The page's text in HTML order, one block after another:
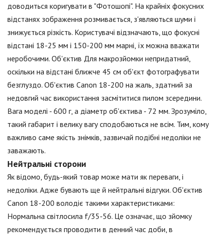
доводиться коригувати в "Фотошопі". На крайніх фокусних
відстанях зображення розмивається, з'являються шуми і
знижується різкість. Користувачі відзначають, що фокусні
відстані 18-25 мм і 150-200 мм марні, їх можна вважати
неробочими. Об'єктив Для макрозйомки непридатний,
оскільки на відстані ближче 45 см об'єкт фотографувати
безглуздо. Об'єктив Canon 18-200 на жаль, здатний за
недовгий час використання засмітитися пилом зсередини.
Вага моделі - 600 г, а діаметр об'єктива - 72 мм. Зрозуміло,
такий габарит і велику вагу сподобаються не всім. Тим, кому
важливо саме якість знімків, зазвичай подібні недоліки не
заважають.
Нейтральні сторони
Як відомо, будь-який товар може мати як переваги, і
недоліки. Адже бувають ще й нейтральні відгуки. Об'єктив
Canon 18-200 володіє такими характеристиками:
Нормальна світлосила f/35-56. Це означає, що зйомку
рекомендується проводити в денний час доби, в